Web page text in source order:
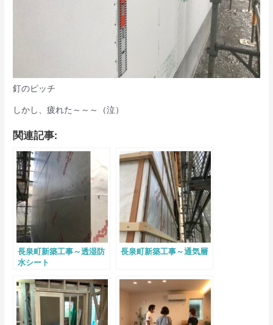
釘のピッチ
しかし、疲れた～～～（泣）
関連記事:
長泉町新築工事～透湿防
水シート
長泉町新築工事～通気層